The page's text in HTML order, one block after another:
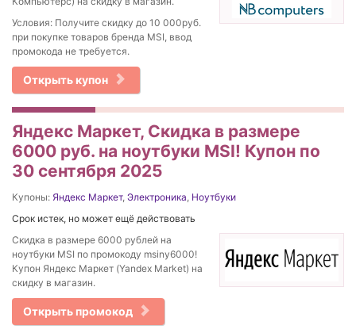
Условия: Получите скидку до 10 000руб.
при покупке товаров бренда MSI, ввод
промокода не требуется.
Открыть купон
Яндекс Маркет, Скидка в размере
6000 руб. на ноутбуки MSI! Купон по
30 сентября 2025
Купоны: Яндекс Маркет, Электроника Ноутбуки
Срок истек, но может ещё действовать
Скидка в размере 6000 рублей на
ноутбуки MSI по промокоду msiny6000!
Купон Яндекс Маркет (Yandex Market) на
скидку в магазин.
Открыть промокод